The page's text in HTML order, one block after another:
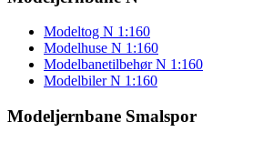
Modeltog N 1:160
Modelhuse N 1:160
Modelbanetilbehør N 1:160
Modelbiler N 1:160
Modeljernbane Smalspor